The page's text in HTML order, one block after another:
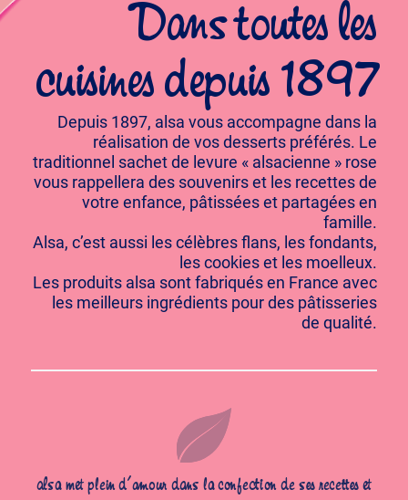
alsa met plein d’amour dans la confection de ses recettes et
Dans toutes les
cuisines depuis 1897
Depuis 1897, alsa vous accompagne dans la
réalisation de vos desserts préférés. Le
traditionnel sachet de levure « alsacienne » rose
vous rappellera des souvenirs et les recettes de
votre enfance, pâtissées et partagées en
famille.
Alsa, c’est aussi les célèbres flans, les fondants,
les cookies et les moelleux.
Les produits alsa sont fabriqués en France avec
les meilleurs ingrédients pour des pâtisseries
de qualité.